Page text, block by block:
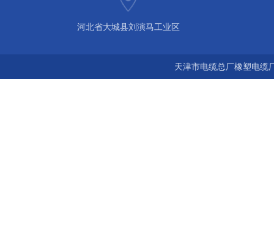
河北省大城县刘演马工业区
天津市电缆总厂橡塑电